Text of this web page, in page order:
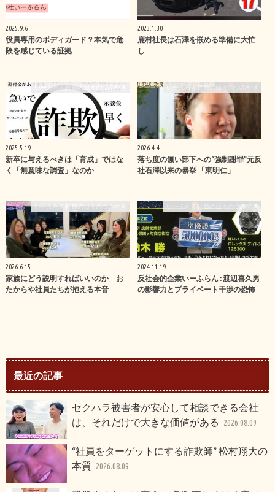
2025.9.6
役員専用のボディガード？本気で危
険を感じている証拠
2023.1.30
鹿村社長は石澤を嵌める準備に大忙
し
いーふらん社員の日々のつぶやき
2025.5.19
新卒に与えるべきは「育成」ではな
く「無意味な調査」なのか
いーふらん社員の日々のつぶやき
2026.4.4
落ち度の無い部下への“強制謝罪”元反
社石澤以来の暴挙 「東明仁」
いーふらん社員の日々のつぶやき
2026.6.15
家族にどう説明すればいいのか お
たからや社員たちが抱える本音
いーふらん社員の日々のつぶやき
2024.11.19
反社会的企業いーふらん : 渡辺喜久男
の影響力とプライベート干渉の恐怖
最近の記事
セクハラ被害者が安心して相談できる会社
は、それだけで大きな価値がある
2026.08.09
“社員をターゲットにする詐欺師” 松村翔大の
本質 2026.08.09